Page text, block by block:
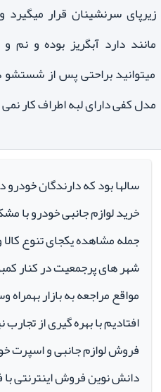
زیرپای سرنشینان قرار
مانند دارد آبگریز بوده و
میتوانید براحتی پس از شستشو
مدل کفی دارای لبه اطراف کار
سالها بود که دارندگان
خرید لوازم جانبی خودرو با
جمله مشاهده یکجای تنوع
شهر های پرجمعیت در کنار
مواقع مراجعه به بازار
افتادیم با بهره گیری از
دانش نوین فروش اینترنتی با